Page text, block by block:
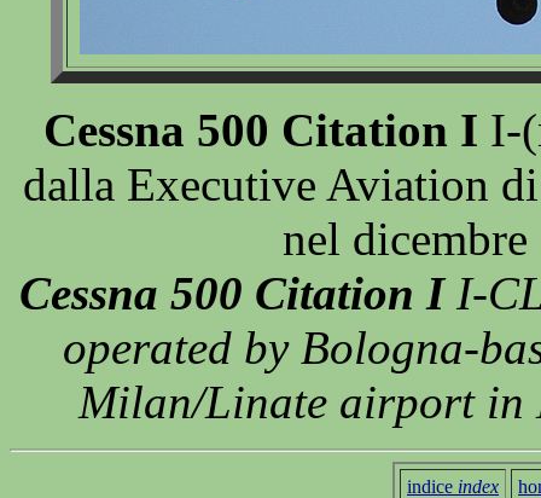
Cessna 500 Citation I I-
dalla Executive Aviation
nel
Cessna 500 Citation II-
operated by Bologna-
Milan/Linate airport in
indice index